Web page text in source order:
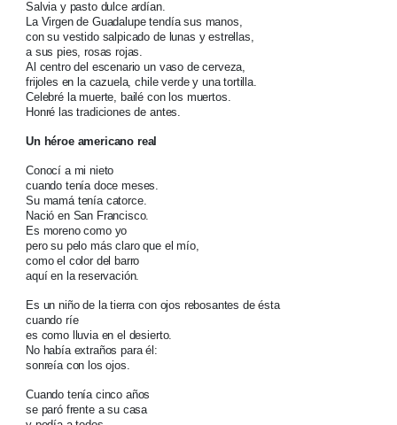
Salvia y pasto dulce ardían.
La Virgen de Guadalupe tendía sus manos,
con su vestido salpicado de lunas y estrellas,
a sus pies, rosas rojas.
Al centro del escenario un vaso de cerveza,
frijoles en la cazuela, chile verde y una tortilla.
Celebré la muerte, bailé con los muertos.
Honré las tradiciones de antes.
Un héroe americano real
Conocí a mi nieto
cuando tenía doce meses.
Su mamá tenía catorce.
Nació en San Francisco.
Es moreno como yo
pero su pelo más claro que el mío,
como el color del barro
aquí en la reservación.
Es un niño de la tierra con ojos rebosantes de ésta
cuando ríe
es como lluvia en el desierto.
No había extraños para él:
sonreía con los ojos.
Cuando tenía cinco años
se paró frente a su casa